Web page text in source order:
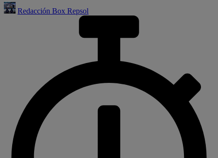
Redacción Box Repsol